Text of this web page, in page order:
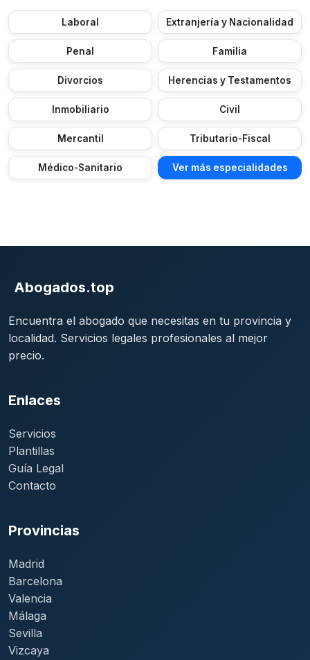
Laboral Extranjería y Nacionalidad
Penal Familia
Divorcios Herencias y Testamentos
Inmobiliario Civil
Mercantil Tributario-Fiscal
Médico-Sanitario Ver más especialidades
Abogados.top
Encuentra el abogado que necesitas en tu provincia y
localidad. Servicios legales profesionales al mejor
precio.
Enlaces
Servicios
Plantillas
Guía Legal
Contacto
Provincias
Madrid
Barcelona
Valencia
Málaga
Sevilla
Vizcaya